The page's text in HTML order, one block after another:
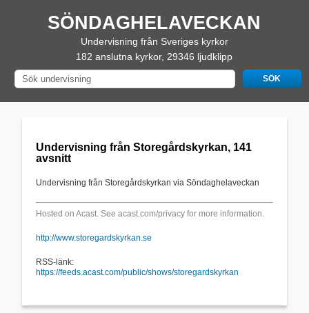
SÖNDAGHELAVECKAN
Undervisning från Sveriges kyrkor
182 anslutna kyrkor, 29346 ljudklipp
Undervisning från Storegårdskyrkan, 141
avsnitt
Undervisning från Storegårdskyrkan via Söndaghelaveckan
Hosted on Acast. Seeacast.com/privacy for more information.
http://www.storegardskyrkan.se
RSS-länk:
https://feeds.acast.com/public/shows/storegardskyrkan